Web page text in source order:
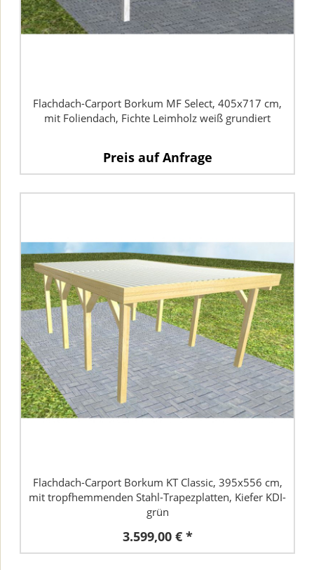
Flachdach-Carport Borkum MF Select, 405x717 cm,
mit Foliendach, Fichte Leimholz weiß grundiert
Preis auf Anfrage
Flachdach-Carport Borkum KT Classic, 395x556 cm,
mit tropfhemmenden Stahl-Trapezplatten, Kiefer KDI-
grün
3.599,00 € *